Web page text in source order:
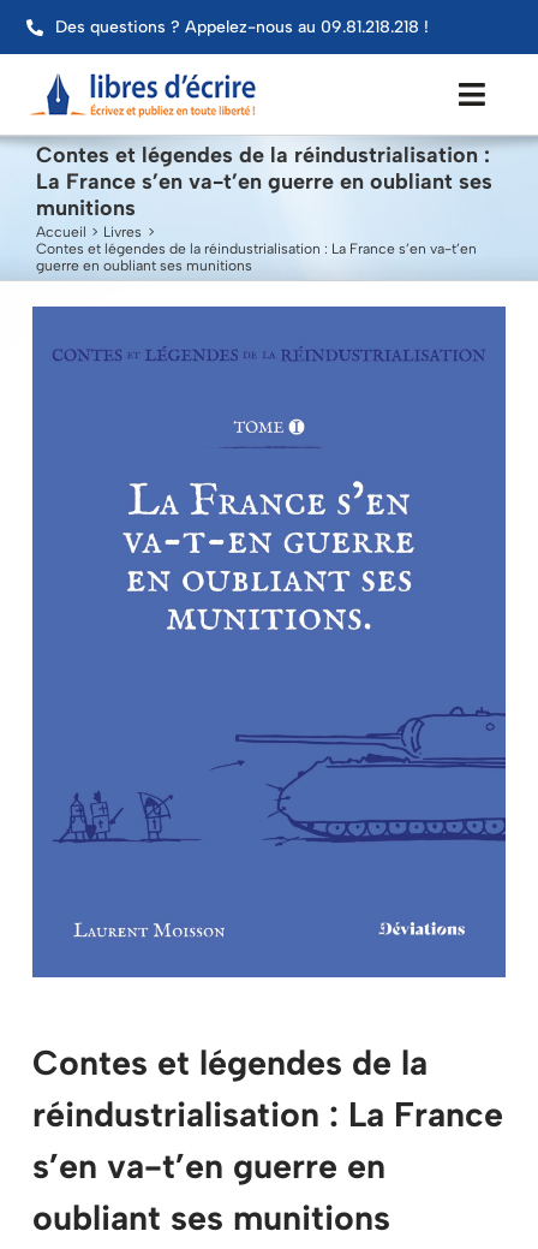
Passer
contenu
Des questions ? Appelez-nous au 09.81.218.218 !
Aide
Publier mon livre
Mon compte
Contes et légendes de la réindustrialisation :
La France s’en va-t’en guerre en oubliant ses
munitions
Accueil
Livres
Contes et légendes de la réindustrialisation : La France s’en va-t’en
guerre en oubliant ses munitions
Contes et légendes de la
réindustrialisation : La France
s’en va-t’en guerre en
oubliant ses munitions